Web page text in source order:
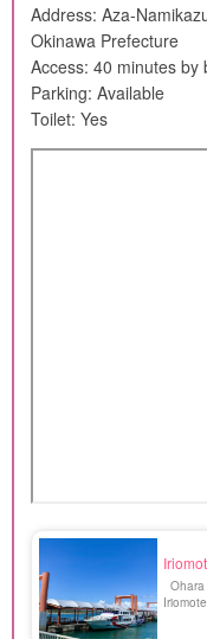
Address: Aza-
Okinawa Prefecture
Access: 40 minutes
Parking: Available
Toilet: Yes